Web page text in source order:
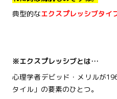
典型的なエクスプレッシブタイ
※エクスプレッシブとは…
心理学者デビッド・メリルが
タイル」の要素のひとつ。